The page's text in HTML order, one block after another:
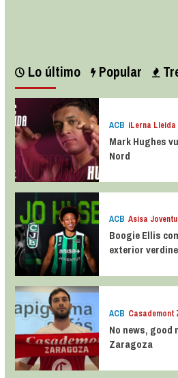
Lo último Popular
ACB iLerna Lleida
Mark Hughes
Nord
ACB Asisa
Boogie Ellis
exterior
ACB Casademont
No news, good
Zaragoza